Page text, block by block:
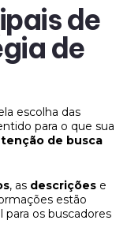
de
de
escolha das
para o que sua
de busca
, as descrições e
estão
para os buscadores